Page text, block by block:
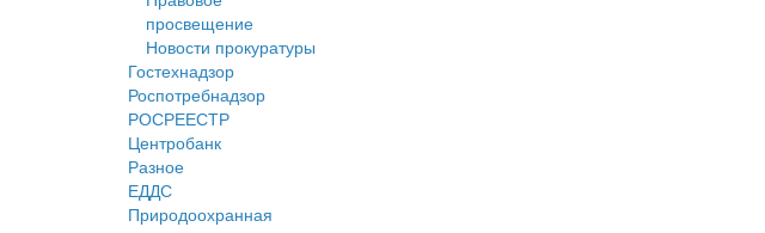
просвещение
Новости прокуратуры
Гостехнадзор
Роспотребнадзор
РОСРЕЕСТР
Центробанк
Разное
ЕДДС
Природоохранная